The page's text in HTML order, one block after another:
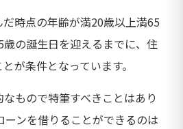
時点の年齢が満20歳以上満65
の誕生日を迎えるまでに、住
が条件となっています。
もので特筆すべきことはあり
ーンを借りることができるのは